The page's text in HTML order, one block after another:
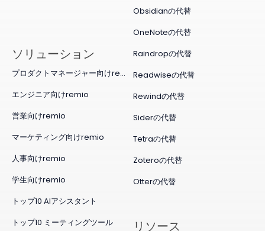
Obsidianの代替
OneNoteの代替
Raindropの代替
Readwiseの代替
Rewindの代替
Siderの代替
Tetraの代替
Zoteroの代替
Otterの代替
ソリューション
プロダクトマネージャー向けremio
エンジニア向けremio
営業向けremio
マーケティング向けremio
人事向けremio
学生向けremio
トップ10 AIアシスタント
トップ10 ミーティングツール
リソース